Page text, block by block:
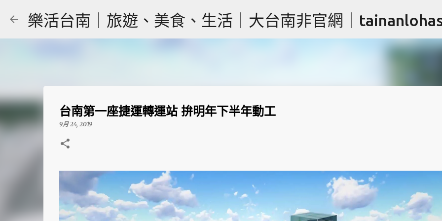
跳到主要內容
樂活台南｜旅遊、美食、生活｜大台南非官網｜
台南第一座捷運轉運站 拚明年下半年動工
9月 24, 2019